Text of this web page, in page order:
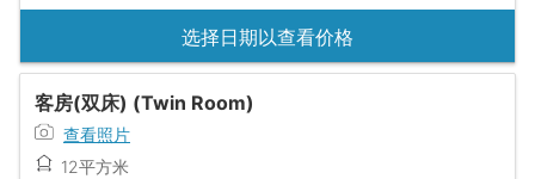
选择日期以查看价格
客房(双床) (Twin Room)
查看照片
12平方米